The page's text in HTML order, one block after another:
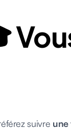
suivre une